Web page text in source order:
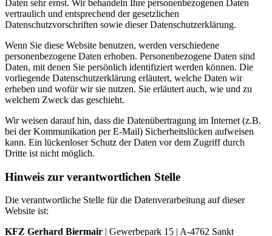
Daten sehr ernst. Wir behandeln Ihre personenbezogenen Daten
vertraulich und entsprechend der gesetzlichen
Datenschutzvorschriften sowie dieser Datenschutzerklärung.
Wenn Sie diese Website benutzen, werden verschiedene
personenbezogene Daten erhoben. Personenbezogene Daten sind
Daten, mit denen Sie persönlich identifiziert werden können. Die
vorliegende Datenschutzerklärung erläutert, welche Daten wir
erheben und wofür wir sie nutzen. Sie erläutert auch, wie und zu
welchem Zweck das geschieht.
Wir weisen darauf hin, dass die Datenübertragung im Internet (z.B.
bei der Kommunikation per E-Mail) Sicherheitslücken aufweisen
kann. Ein lückenloser Schutz der Daten vor dem Zugriff durch
Dritte ist nicht möglich.
Hinweis zur verantwortlichen Stelle
Die verantwortliche Stelle für die Datenverarbeitung auf dieser
Website ist:
KFZ Gerhard Biermair | Gewerbepark 15 | A-4762 Sankt